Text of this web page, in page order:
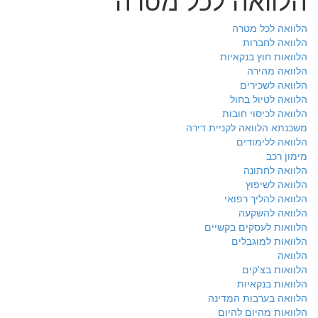
הלוואה לכל מטרה
הלוואה לחברות
הלוואות חוץ בנקאיות
הלוואה מהירה
הלוואה לשכירים
הלוואה לטיול בחול
הלוואה לכיסוי חובות
משכנתא הלוואה לקניית דירה
הלוואה ללימודים
מימון רכב
הלוואה לחתונה
הלוואה לשיפוץ
הלוואה להליך רפואי
הלוואה להשקעה
הלוואות לעסקים בקשיים
הלוואות למוגבלים
הלוואה
הלוואות בצ'קים
הלוואות בנקאיות
הלוואה בערבות המדינה
הלוואות מהיום להיום